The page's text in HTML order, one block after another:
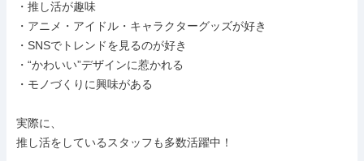
・推し活が趣味
・アニメ・アイドル・キャラクターグッズが好き
・SNSでトレンドを見るのが好き
・“かわいい”デザインに惹かれる
・モノづくりに興味がある
実際に、
推し活をしているスタッフも多数活躍中！